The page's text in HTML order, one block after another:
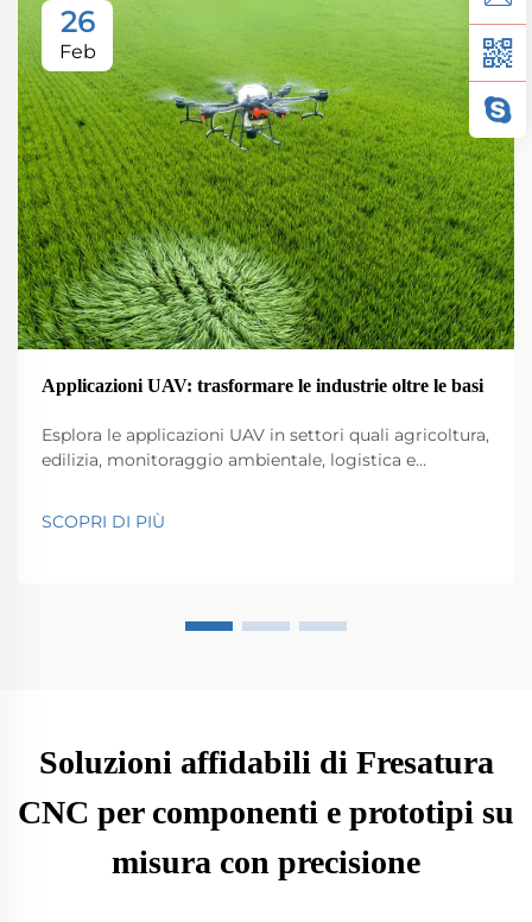
26
Feb
Applicazioni UAV: trasformare le industrie oltre le basi
Esplora le applicazioni UAV in settori quali agricoltura,
edilizia, monitoraggio ambientale, logistica e
e innovazione.
SCOPRI DI PIÙ
Soluzioni affidabili di Fresatura
CNC per componenti e prototipi su
misura con precisione